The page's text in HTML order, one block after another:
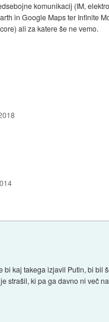
komunikacij (IM,
in Google Maps ter Infinite
ali za katere še ne vemo.
kaj takega izjavil Putin, bi bil
ki pa ga davno ni več